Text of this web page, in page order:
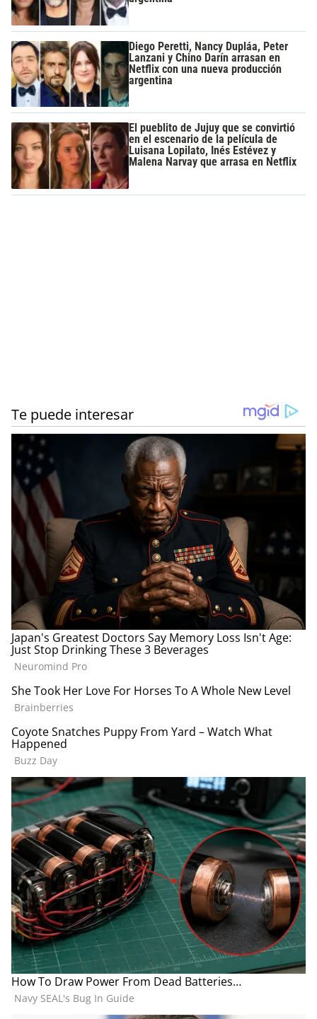
Diego Peretti, Nancy Dupláa, Peter
Lanzani y Chino Darín arrasan en
Netflix con una nueva producción
argentina
El pueblito de Jujuy que se convirtió
en el escenario de la película de
Luisana Lopilato, Inés Estévez y
Malena Narvay que arrasa en Netflix